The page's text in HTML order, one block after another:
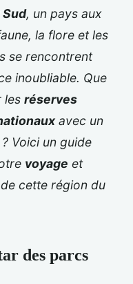
, un pays aux
la flore et les
se rencontrent
inoubliable. Que
les réserves
avec un
Voici un guide
voyage et
cette région du
des parcs